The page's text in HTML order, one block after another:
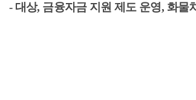
- 대상, 금융자금 지원 제도 운영, 화물